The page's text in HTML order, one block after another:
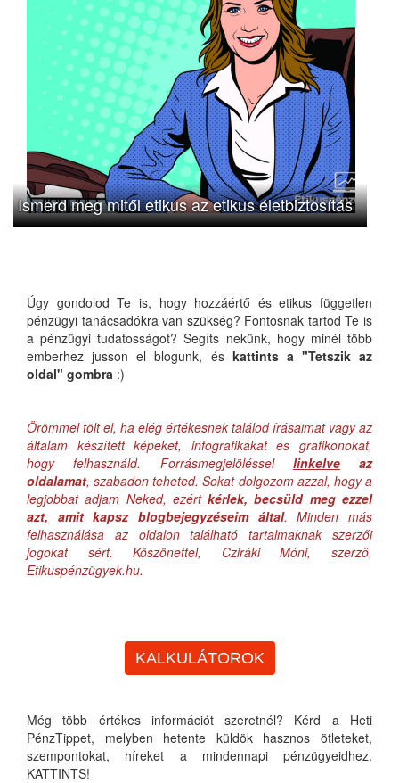
Ismerd meg mitől etikus az etikus életbiztosítás
Úgy gondolod Te is, hogy hozzáértő és etikus független
pénzügyi tanácsadókra van szükség? Fontosnak tartod Te is
a pénzügyi tudatosságot? Segíts nekünk, hogy minél több
emberhez jusson el blogunk, és kattints a "Tetszik az
oldal" gombra :)
Örömmel tölt el, ha elég értékesnek találod írásaimat vagy az
általam készített képeket, infografikákat és grafikonokat,
hogy felhasználd. Forrásmegjelöléssel linkelveaz
oldalamat, szabadon teheted. Sokat dolgozom azzal, hogy a
legjobbat adjam Neked, ezértkérlek, becsüld meg ezzel
azt, amit kapsz blogbejegyzéseim által. Minden más
felhasználása az oldalon található tartalmaknak szerzői
jogokat sért. Köszönettel, Cziráki Móni, szerző,
Etikuspénzügyek.hu.
KALKULÁTOROK
Még több értékes információt szeretnél? Kérd a Heti
PénzTippet, melyben hetente küldök hasznos ötleteket,
szempontokat, híreket a mindennapi pénzügyeidhez.
KATTINTS!